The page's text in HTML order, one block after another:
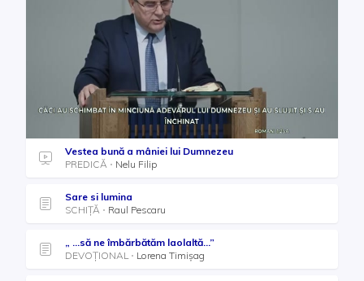
Vestea bună a mâniei lui Dumnezeu
PREDICĂ
Nelu Filip
Sare si lumina
SCHIȚĂ
Raul Pescaru
„ ...să ne îmbărbătăm laolaltă...”
DEVOȚIONAL
Lorena Timișag